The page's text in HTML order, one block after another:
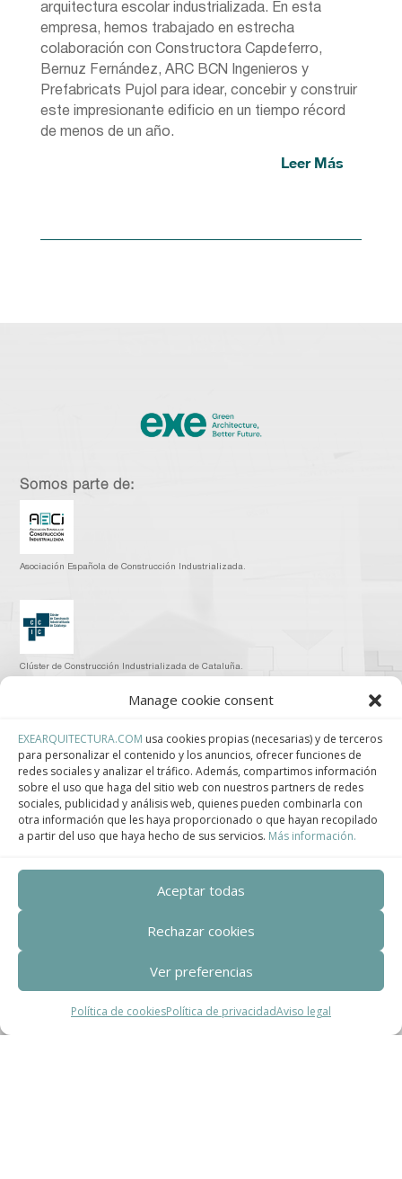
Manage cookie consent
EXEARQUITECTURA.COM usa cookies propias (necesarias) y de terceros
para personalizar el contenido y los anuncios, ofrecer funciones de
redes sociales y analizar el tráfico. Además, compartimos información
sobre el uso que haga del sitio web con nuestros partners de redes
sociales, publicidad y análisis web, quienes pueden combinarla con
otra información que les haya proporcionado o que hayan recopilado
a partir del uso que haya hecho de sus servicios. Más información.
Aceptar todas
Rechazar cookies
Ver preferencias
Política de cookiesPolítica de privacidadAviso legal
arquitectura escolar industrializada. En esta
empresa, hemos trabajado en estrecha
colaboración con Constructora Capdeferro,
Bernuz Fernández, ARC BCN Ingenieros y
Prefabricats Pujol para idear, concebir y construir
este impresionante edificio en un tiempo récord
de menos de un año.
Leer Más
Somos parte de:
Asociación Española de Construcción Industrializada.
Clúster de Construcción Industrializada de Cataluña.
Centro de Innovación Tecnológica en Bioconstrucción y Paisajismo.
Contact
Correo electrónico